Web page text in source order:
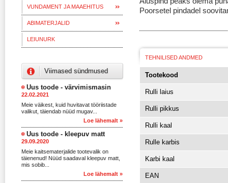
VUNDAMENT JA MAAEHITUS
ABIMATERJALID
LEIUNURK
Viimased sündmused
Uus toode - värvimismasin
22.02.2021
Meie väikest, kuid huvitavat tööriistade
valikut, täiendab nüüd mugav...
Loe lähemalt »
Uus toode - kleepuv matt
29.09.2020
Meie kaitsematerjalide tootevalik on
täienenud! Nüüd saadaval kleepuv matt,
mis sobib...
Loe lähemalt »
Poorsetel pindadel
TEHNILISED ANDMED
Tootekood
Rulli laius
Rulli pikkus
Rulli kaal
Rulle karbis
Karbi kaal
EAN